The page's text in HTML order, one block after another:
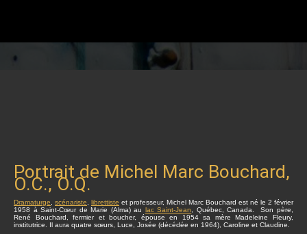
Portrait de Michel Marc Bouchard,
O.C., O.Q.
Dramaturge scénariste librettiste et professeur, Michel Marc Bouchard est né le 2 février
1958 à Saint-Cœur de Marie (Alma) au lac Saint-Jean
, Québec, Canada. Son père,
René Bouchard, fermier et boucher, épouse en 1954 sa mère Madeleine Fleury,
institutrice. Il aura quatre sœurs, Luce, Josée (décédée en 1964), Caroline et Claudine.